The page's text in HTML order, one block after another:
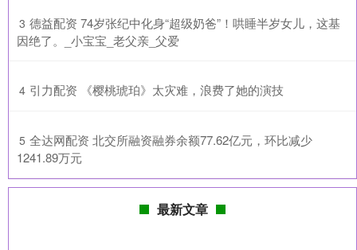
3 ​德益配资 74岁张纪中化身“超级奶爸”！哄睡半岁女儿，这基
因绝了。_小宝宝_老父亲_父爱
4 ​引力配资 《樱桃琥珀》太灾难，浪费了她的演技
5 ​全达网配资 北交所融资融券余额77.62亿元，环比减少
1241.89万元
最新文章